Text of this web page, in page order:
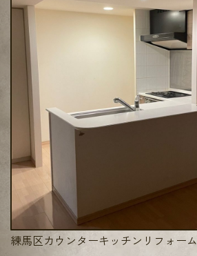
練馬区カウンターキッチンリフォーム